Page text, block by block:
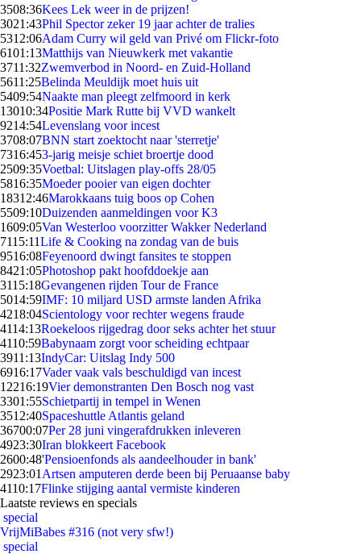
3508:36Kees Lek weer in de prijzen!
3021:43Phil Spector zeker 19 jaar achter de tralies
5312:06Adam Curry wil geld van Privé om Flickr-foto
6101:13Matthijs van Nieuwkerk met vakantie
3711:32Zwemverbod in Noord- en Zuid-Holland
5611:25Belinda Meuldijk moet huis uit
5409:54Naakte man pleegt zelfmoord in kerk
13010:34Positie Mark Rutte bij VVD wankelt
9214:54Levenslang voor incest
3708:07BNN start zoektocht naar 'sterretje'
7316:453-jarig meisje schiet broertje dood
2509:35Voetbal: Uitslagen play-offs 28/05
5816:35Moeder pooier van eigen dochter
18312:46Marokkaans tuig boos op Cohen
5509:10Duizenden aanmeldingen voor K3
1609:05Van Westerloo voorzitter Wakker Nederland
7115:11Life & Cooking na zondag van de buis
9516:08Feyenoord dwingt fansites te stoppen
8421:05Photoshop pakt hoofddoekje aan
3115:18Gevangenen rijden Tour de France
5014:59IMF: 10 miljard USD armste landen Afrika
4218:04Scientology voor rechter wegens fraude
4114:13Roekeloos rijgedrag door seks achter het stuur
4110:59Babynaam zorgt voor scheiding echtpaar
3911:13IndyCar: Uitslag Indy 500
6916:17Vader vaak vals beschuldigd van incest
12216:19Vier demonstranten Den Bosch nog vast
3301:55Schietpartij in tempel in Wenen
3512:40Spaceshuttle Atlantis geland
36700:07Per 28 juni vingerafdrukken inleveren
4923:30Iran blokkeert Facebook
2600:48'Pensioenfonds als aandeelhouder in bank'
2923:01 Artsen amputeren derde been bij Peruaanse baby
4110:17Flinke stijging aantal vermiste kinderen
Laatste reviews en specials
special
VrijMiBabes #316 (not very sfw!)
special